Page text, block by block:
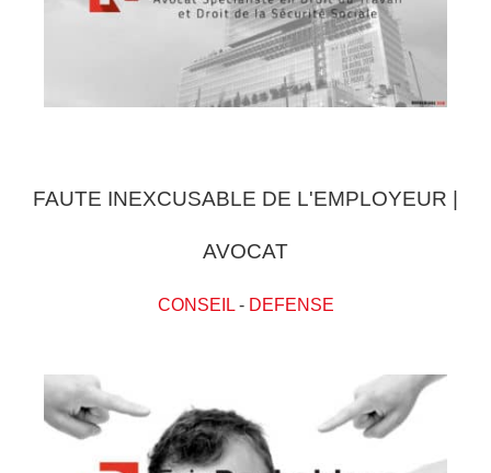
FAUTE INEXCUSABLE DE L'EMPLOYEUR |
AVOCAT
CONSEIL- DEFENSE